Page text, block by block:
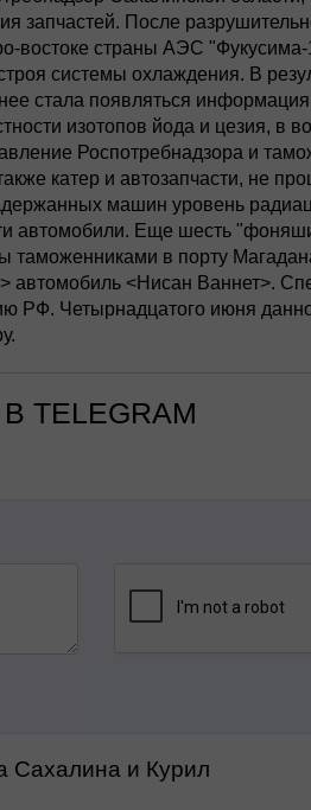
запчастей. После
востоке страны АЭС
системы охлаждения. В
стала появляться
изотопов йода и цезия, в
Роспотребнадзора и
катер и автозапчасти, не
машин уровень
автомобили. Еще шесть
в порту
автомобиль <Нисан Ваннет>.
РФ. Четырнадцатого июня
TELEGRAM
Сахалина и Курил